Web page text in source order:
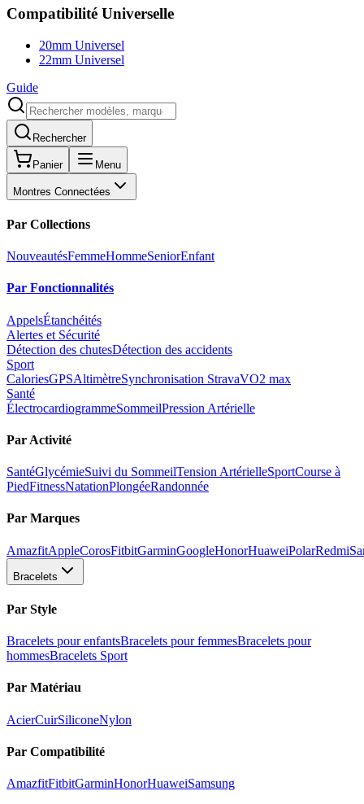
Compatibilité Universelle
20mm Universel
22mm Universel
Guide
Rechercher
Panier Menu
Montres Connectées
Par Collections
NouveautésFemmeHommeSeniorEnfant
Par Fonctionnalités
AppelsÉtanchéités
Alertes et Sécurité
Détection des chutesDétection des accidents
Sport
CaloriesGPSAltimètreSynchronisation StravaVO2 max
Santé
ÉlectrocardiogrammeSommeilPression Artérielle
Par Activité
SantéGlycémieSuivi du SommeilTension ArtérielleSportCourse à
PiedFitnessNatationPlongéeRandonnée
Par Marques
AmazfitAppleCorosFitbitGarminGoogleHonorHuaweiPolarRedmi
Bracelets
Par Style
Bracelets pour enfantsBracelets pour femmesBracelets pour
hommesBracelets Sport
Par Matériau
AcierCuirSiliconeNylon
Par Compatibilité
AmazfitFitbitGarminHonorHuaweiSamsung